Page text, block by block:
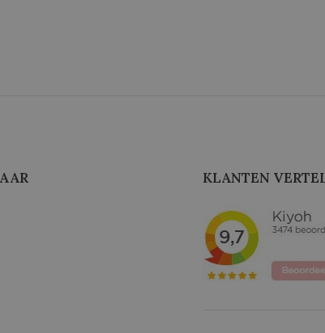
KLANTEN